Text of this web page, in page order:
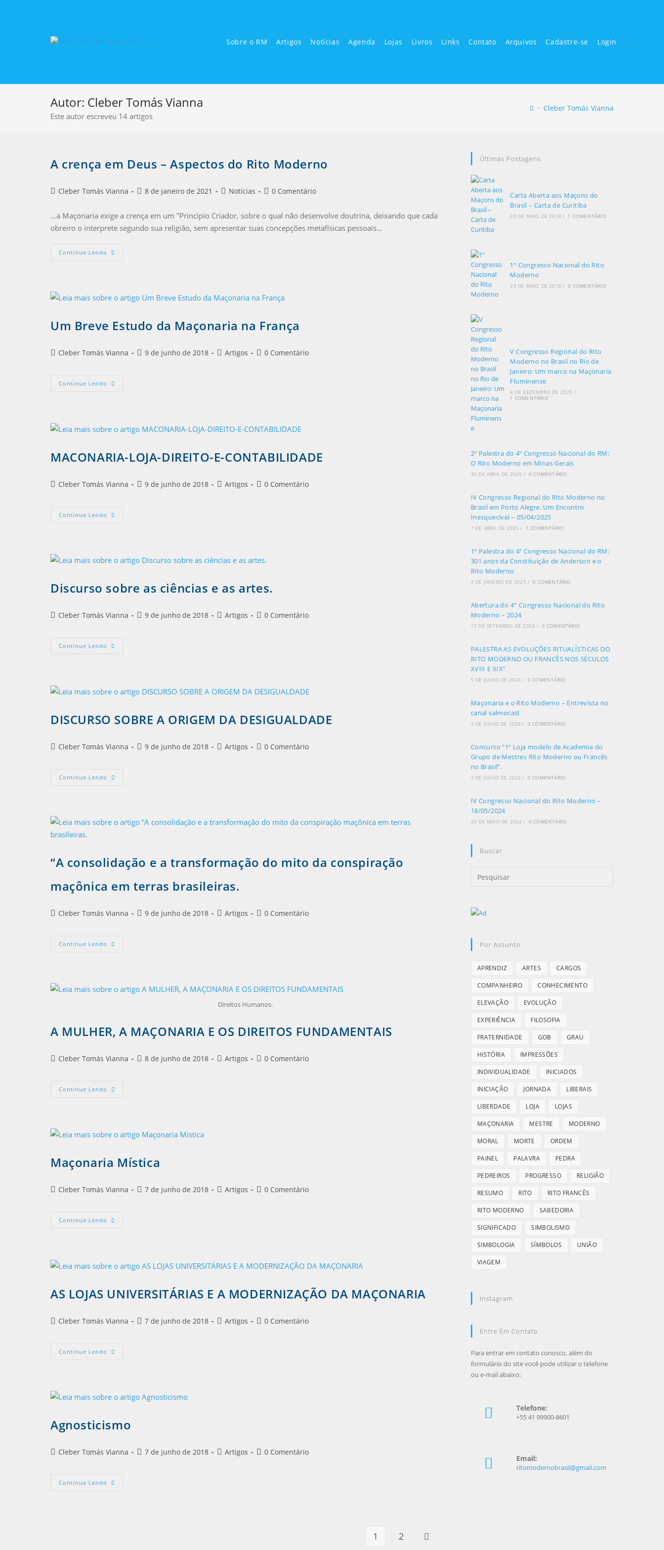
Sobre o RM Artigos Notícias Agenda Lojas Livros Links Contato Arquivos Cadastre-se Login
Autor: Cleber Tomás Vianna
Este autor escreveu 14 artigos
> Cleber Tomás Vianna
A crença em Deus – Aspectos do Rito Moderno
Cleber Tomás Vianna 8 de janeiro de 2021 Notícias 0 Comentário
...a Maçonaria exige a crença em um "Princípio Criador, sobre o qual não desenvolve doutrina, deixando que cada
obreiro o interprete segundo sua religião, sem apresentar suas concepções metafísicas pessoais…
Continue Lendo
Um Breve Estudo da Maçonaria na França
Cleber Tomás Vianna 9 de junho de 2018 Artigos 0 Comentário
Continue Lendo
MACONARIA-LOJA-DIREITO-E-CONTABILIDADE
Cleber Tomás Vianna 9 de junho de 2018 Artigos 0 Comentário
Continue Lendo
Discurso sobre as ciências e as artes.
Cleber Tomás Vianna 9 de junho de 2018 Artigos 0 Comentário
Continue Lendo
DISCURSO SOBRE A ORIGEM DA DESIGUALDADE
Cleber Tomás Vianna 9 de junho de 2018 Artigos 0 Comentário
Continue Lendo
“A consolidação e a transformação do mito da conspiração
maçônica em terras brasileiras.
Cleber Tomás Vianna 9 de junho de 2018 Artigos 0 Comentário
Continue Lendo
Direitos Humanos.
A MULHER, A MAÇONARIA E OS DIREITOS FUNDAMENTAIS
Cleber Tomás Vianna 8 de junho de 2018 Artigos 0 Comentário
Continue Lendo
Maçonaria Mística
Cleber Tomás Vianna 7 de junho de 2018 Artigos 0 Comentário
Continue Lendo
AS LOJAS UNIVERSITÁRIAS E A MODERNIZAÇÃO DA MAÇONARIA
Cleber Tomás Vianna 7 de junho de 2018 Artigos 0 Comentário
Continue Lendo
Agnosticismo
Cleber Tomás Vianna 7 de junho de 2018 Artigos 0 Comentário
Continue Lendo
1 2 Ir para a próxima página
Últimas Postagens
Carta Aberta aos Maçons do
Brasil – Carta de Curitiba
29 DE MAIO DE 2018 / 1 COMENTÁRIO
1º Congresso Nacional do Rito
Moderno
29 DE MAIO DE 2018 / 0 COMENTÁRIO
V Congresso Regional do Rito
Moderno no Brasil no Rio de
Janeiro: Um marco na Maçonaria
Fluminense
4 DE DEZEMBRO DE 2025 /
1 COMENTÁRIO
2ª Palestra do 4º Congresso Nacional do RM:
O Rito Moderno em Minas Gerais
30 DE ABRIL DE 2025 / 0 COMENTÁRIO
IV Congresso Regional do Rito Moderno no
Brasil em Porto Alegre: Um Encontro
Inesquecível – 05/04/2025
7 DE ABRIL DE 2025 / 1 COMENTÁRIO
1ª Palestra do 4º Congresso Nacional do RM:
301 anos da Constituição de Anderson e o
Rito Moderno
9 DE JANEIRO DE 2025 / 0 COMENTÁRIO
Abertura do 4° Congresso Nacional do Rito
Moderno – 2024
17 DE SETEMBRO DE 2024 / 0 COMENTÁRIO
PALESTRA AS EVOLUÇÕES RITUALÍSTICAS DO
RITO MODERNO OU FRANCÊS NOS SÉCULOS
XVIII E XIX”
5 DE JULHO DE 2024 / 0 COMENTÁRIO
Maçonaria e o Rito Moderno – Entrevista no
canal salmocast
3 DE JULHO DE 2024 / 0 COMENTÁRIO
Concurso “1ª Loja modelo de Academia do
Grupo de Mestres Rito Moderno ou Francês
no Brasil”.
3 DE JULHO DE 2024 / 0 COMENTÁRIO
IV Congresso Nacional do Rito Moderno –
18/05/2024
20 DE MAIO DE 2024 / 0 COMENTÁRIO
Buscar
Por Assunto
APRENDIZ ARTES CARGOS
COMPANHEIRO CONHECIMENTO
ELEVAÇÃO EVOLUÇÃO
EXPERIÊNCIA FILOSOFIA
FRATERNIDADE GOB GRAU
HISTÓRIA IMPRESSÕES
INDIVIDUALIDADE INICIADOS
INICIAÇÃO JORNADA LIBERAIS
LIBERDADE LOJA LOJAS
MAÇONARIA MESTRE MODERNO
MORAL MORTE ORDEM
PAINEL PALAVRA PEDRA
PEDREIROS PROGRESSO RELIGIÃO
RESUMO RITO RITO FRANCÊS
RITO MODERNO SABEDORIA
SIGNIFICADO SIMBOLISMO
SIMBOLOGIA SÍMBOLOS UNIÃO
VIAGEM
Instagram
Entre Em Contato
Para entrar em contato conosco, além do
formulário do site você pode utilizar o telefone
ou e-mail abaixo:
Telefone:
+55 41 99900-8601
Email:
ritomodernobrasil@gmail.com